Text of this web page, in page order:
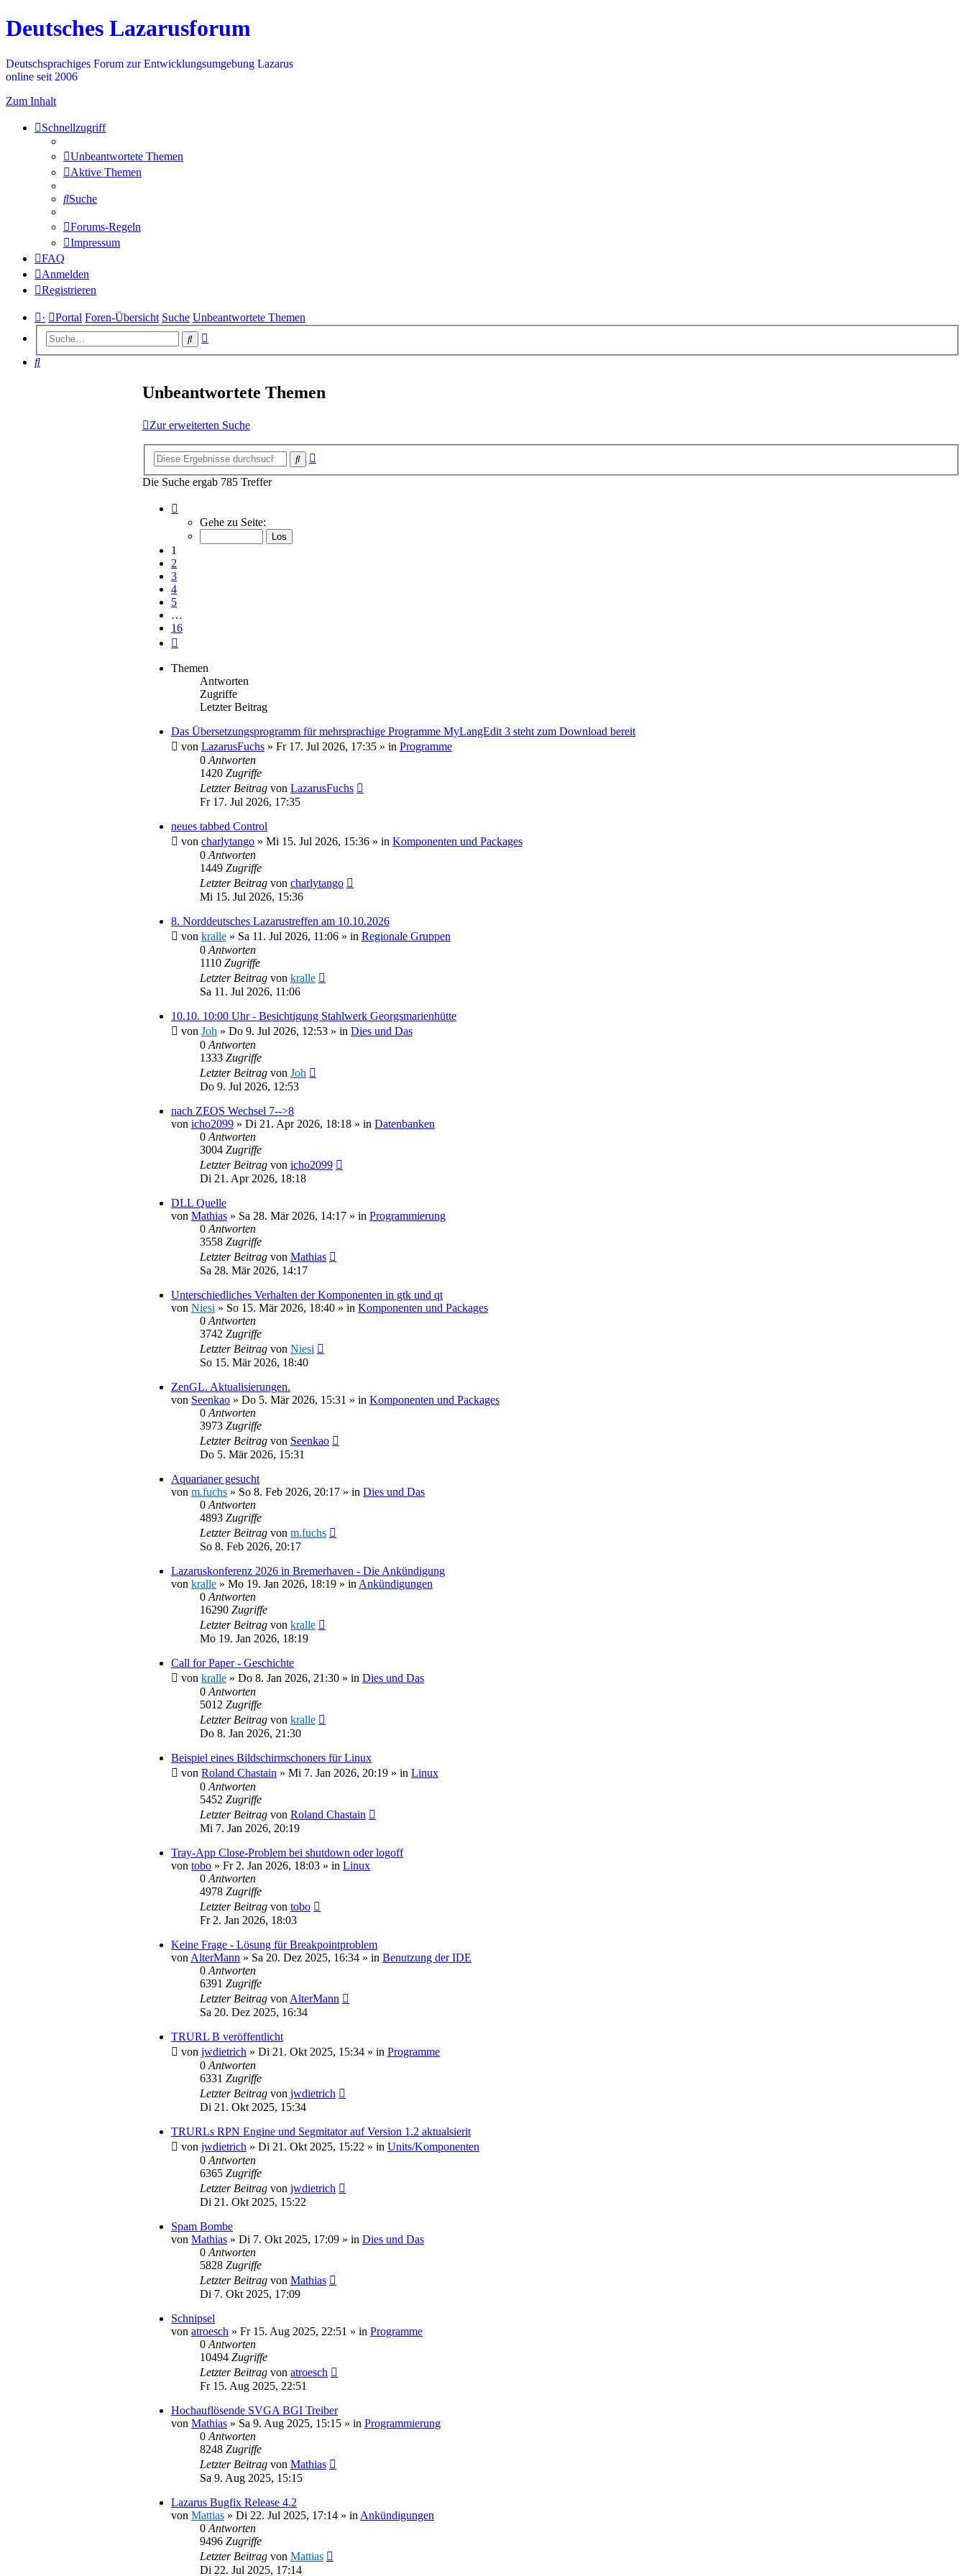
Deutsches Lazarusforum
Deutschsprachiges Forum zur Entwicklungsumgebung Lazarus
online seit 2006
Zum Inhalt
Schnellzugriff
Unbeantwortete Themen
Aktive Themen
Suche
Forums-Regeln
Impressum
FAQ
Anmelden
Registrieren
· Portal Foren-Übersicht Suche Unbeantwortete Themen
Suche
Suche
Unbeantwortete Themen
Zur erweiterten Suche
Suche
Die Suche ergab 785 Treffer
von
Gehe zu Seite:
1
2
3
4
5
…
16
Themen
Antworten
Zugriffe
Letzter Beitrag
Das Übersetzungsprogramm für mehrsprachige Programme MyLangEdit 3 steht zum Download bereit
von LazarusFuchs » Fr 17. Jul 2026, 17:35 » in Programme
0 Antworten
1420 Zugriffe
Letzter Beitrag von LazarusFuchs
Fr 17. Jul 2026, 17:35
neues tabbed Control
von charlytango » Mi 15. Jul 2026, 15:36 » in Komponenten und Packages
0 Antworten
1449 Zugriffe
Letzter Beitrag von charlytango
Mi 15. Jul 2026, 15:36
8. Norddeutsches Lazarustreffen am 10.10.2026
von kralle » Sa 11. Jul 2026, 11:06 » in Regionale Gruppen
0 Antworten
1110 Zugriffe
Letzter Beitrag von kralle
Sa 11. Jul 2026, 11:06
10.10. 10:00 Uhr - Besichtigung Stahlwerk Georgsmarienhütte
von Joh » Do 9. Jul 2026, 12:53 » in Dies und Das
0 Antworten
1333 Zugriffe
Letzter Beitrag von Joh
Do 9. Jul 2026, 12:53
nach ZEOS Wechsel 7-->8
von icho2099 » Di 21. Apr 2026, 18:18 » in Datenbanken
0 Antworten
3004 Zugriffe
Letzter Beitrag von icho2099
Di 21. Apr 2026, 18:18
DLL Quelle
von Mathias » Sa 28. Mär 2026, 14:17 » in Programmierung
0 Antworten
3558 Zugriffe
Letzter Beitrag von Mathias
Sa 28. Mär 2026, 14:17
Unterschiedliches Verhalten der Komponenten in gtk und qt
von Niesi » So 15. Mär 2026, 18:40 » in Komponenten und Packages
0 Antworten
3742 Zugriffe
Letzter Beitrag von Niesi
So 15. Mär 2026, 18:40
ZenGL. Aktualisierungen.
von Seenkao » Do 5. Mär 2026, 15:31 » in Komponenten und Packages
0 Antworten
3973 Zugriffe
Letzter Beitrag von Seenkao
Do 5. Mär 2026, 15:31
Aquarianer gesucht
von m.fuchs » So 8. Feb 2026, 20:17 » in Dies und Das
0 Antworten
4893 Zugriffe
Letzter Beitrag von m.fuchs
So 8. Feb 2026, 20:17
Lazaruskonferenz 2026 in Bremerhaven - Die Ankündigung
von kralle » Mo 19. Jan 2026, 18:19 » in Ankündigungen
0 Antworten
16290 Zugriffe
Letzter Beitrag von kralle
Mo 19. Jan 2026, 18:19
Call for Paper - Geschichte
von kralle » Do 8. Jan 2026, 21:30 » in Dies und Das
0 Antworten
5012 Zugriffe
Letzter Beitrag von kralle
Do 8. Jan 2026, 21:30
Beispiel eines Bildschirmschoners für Linux
von Roland Chastain » Mi 7. Jan 2026, 20:19 » in Linux
0 Antworten
5452 Zugriffe
Letzter Beitrag von Roland Chastain
Mi 7. Jan 2026, 20:19
Tray-App Close-Problem bei shutdown oder logoff
von tobo » Fr 2. Jan 2026, 18:03 » in Linux
0 Antworten
4978 Zugriffe
Letzter Beitrag von tobo
Fr 2. Jan 2026, 18:03
Keine Frage - Lösung für Breakpointproblem
von AlterMann » Sa 20. Dez 2025, 16:34 » in Benutzung der IDE
0 Antworten
6391 Zugriffe
Letzter Beitrag von AlterMann
Sa 20. Dez 2025, 16:34
TRURL B veröffentlicht
von jwdietrich » Di 21. Okt 2025, 15:34 » in Programme
0 Antworten
6331 Zugriffe
Letzter Beitrag von jwdietrich
Di 21. Okt 2025, 15:34
TRURLs RPN Engine und Segmitator auf Version 1.2 aktualsierit
von jwdietrich » Di 21. Okt 2025, 15:22 » in Units/Komponenten
0 Antworten
6365 Zugriffe
Letzter Beitrag von jwdietrich
Di 21. Okt 2025, 15:22
Spam Bombe
von Mathias » Di 7. Okt 2025, 17:09 » in Dies und Das
0 Antworten
5828 Zugriffe
Letzter Beitrag von Mathias
Di 7. Okt 2025, 17:09
Schnipsel
von atroesch » Fr 15. Aug 2025, 22:51 » in Programme
0 Antworten
10494 Zugriffe
Letzter Beitrag von atroesch
Fr 15. Aug 2025, 22:51
Hochauflösende SVGA BGI Treiber
von Mathias » Sa 9. Aug 2025, 15:15 » in Programmierung
0 Antworten
8248 Zugriffe
Letzter Beitrag von Mathias
Sa 9. Aug 2025, 15:15
Lazarus Bugfix Release 4.2
von Mattias » Di 22. Jul 2025, 17:14 » in Ankündigungen
0 Antworten
9496 Zugriffe
Letzter Beitrag von Mattias
Di 22. Jul 2025, 17:14